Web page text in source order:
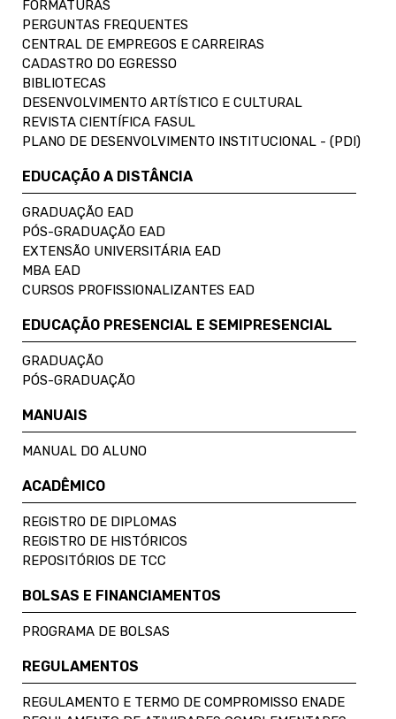
FORMATURAS
PERGUNTAS FREQUENTES
CENTRAL DE EMPREGOS E CARREIRAS
CADASTRO DO EGRESSO
BIBLIOTECAS
DESENVOLVIMENTO ARTÍSTICO E CULTURAL
REVISTA CIENTÍFICA FASUL
PLANO DE DESENVOLVIMENTO INSTITUCIONAL - (PDI)
EDUCAÇÃO A DISTÂNCIA
GRADUAÇÃO EAD
PÓS-GRADUAÇÃO EAD
EXTENSÃO UNIVERSITÁRIA EAD
MBA EAD
CURSOS PROFISSIONALIZANTES EAD
EDUCAÇÃO PRESENCIAL E SEMIPRESENCIAL
GRADUAÇÃO
PÓS-GRADUAÇÃO
MANUAIS
MANUAL DO ALUNO
ACADÊMICO
REGISTRO DE DIPLOMAS
REGISTRO DE HISTÓRICOS
REPOSITÓRIOS DE TCC
BOLSAS E FINANCIAMENTOS
PROGRAMA DE BOLSAS
REGULAMENTOS
REGULAMENTO E TERMO DE COMPROMISSO ENADE